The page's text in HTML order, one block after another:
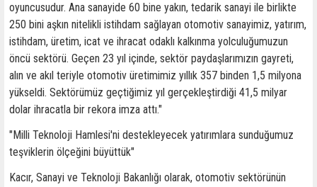
oyuncusudur. Ana sanayide 60 bine yakın, tedarik sanayi ile birlikte
250 bini aşkın nitelikli istihdam sağlayan otomotiv sanayimiz, yatırım,
istihdam, üretim, icat ve ihracat odaklı kalkınma yolculuğumuzun
öncü sektörü. Geçen 23 yıl içinde, sektör paydaşlarımızın gayreti,
alın ve akıl teriyle otomotiv üretimimiz yıllık 357 binden 1,5 milyona
yükseldi. Sektörümüz geçtiğimiz yıl gerçekleştirdiği 41,5 milyar
dolar ihracatla bir rekora imza attı."
"Milli Teknoloji Hamlesi'ni destekleyecek yatırımlara sunduğumuz
teşviklerin ölçeğini büyüttük"
Kacır, Sanayi ve Teknoloji Bakanlığı olarak, otomotiv sektörünün